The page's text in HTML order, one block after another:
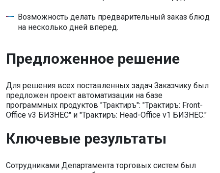
Возможность делать предварительный заказ блюд
на несколько дней вперед.
Предложенное решение
Для решения всех поставленных задач Заказчику был
предложен проект автоматизации на базе
программных продуктов "Трактиръ": "Трактиръ: Front-
Office v3 БИЗНЕС" и "Трактиръ: Head-Office v1 БИЗНЕС."
Ключевые результаты
Сотрудниками Департамента торговых систем был